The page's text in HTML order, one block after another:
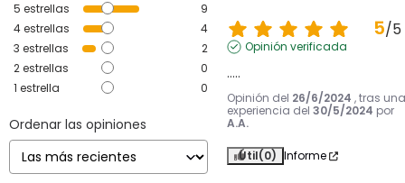
5 estrellas
9
4estrellas
4
3 estrellas
2
2estrellas
0
1 estrella 0
Ordenar las opiniones
5/5
Opinión verificada
.....
Opinión del 26/6/2024 , tras una
experiencia del 30/5/2024 por
A.A.
Útil(0) Informe